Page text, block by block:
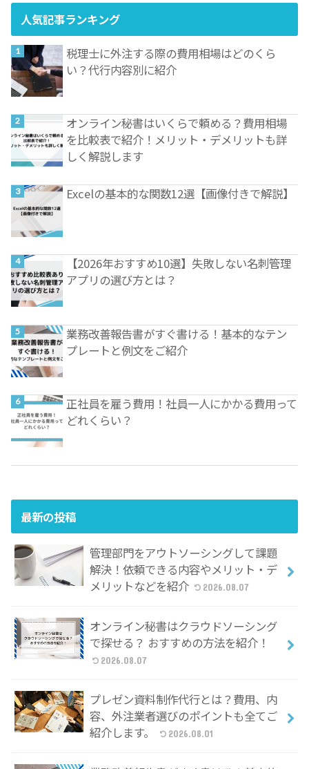
人気記事ランキング
税理士に外注する際の費用相場はどのくら
い？代行内容別に紹介
オンライン秘書はいくらで頼める？費用相場
を比較表で紹介！メリット・デメリットも詳
しく解説します
Excelの基本的な関数12選【画像付きで解説】
【2026年おすすめ10選】失敗しない名刺管理
アプリの選び方とは？
業務改善報告書がすぐ書ける！基本的なテン
プレートと例文をご紹介
正社員を雇う費用！社員一人にかかる費用って
どれくらい？
最新の投稿
管理部門をアウトソーシングして課題
解決！依頼できる内容やメリット・デ
メリットなどを紹介
2026.08.07
オンライン秘書はクラウドソーシング
で探せる？ おすすめの方法を紹介！
2026.08.07
プレゼン資料制作代行とは？費用、内
容、外注業者選びのポイントも全てご
紹介します。
2026.08.01